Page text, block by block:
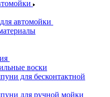
автомойки
воски
для бесконтактной
для ручной мойки